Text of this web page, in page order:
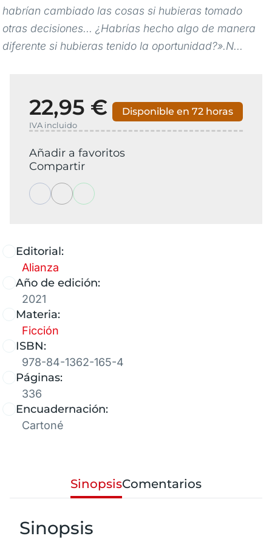
habrían cambiado las cosas si hubieras tomado
otras decisiones... ¿Habrías hecho algo de manera
diferente si hubieras tenido la oportunidad?».N...
Editorial:
Alianza
Año de edición:
2021
Materia:
Ficción
ISBN:
978-84-1362-165-4
Páginas:
336
Encuadernación:
Cartoné
22,95 €
IVA incluido
Disponible en 72 horas
Añadir a favoritos
Compartir
SinopsisComentarios
Sinopsis